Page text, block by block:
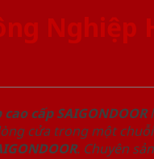
Nghiệp
cấp SAIGONDOOR
cửa trong một
. Chuyên